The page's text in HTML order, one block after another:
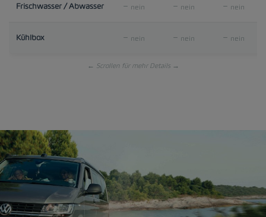
Frischwasser / Abwasser nein nein nein
Kühlbox nein nein nein